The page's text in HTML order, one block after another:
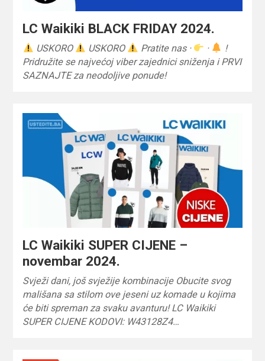
LC Waikiki BLACK FRIDAY 2024.
USKORO USKORO Pratite nas · ·
!
Pridružite se najvećoj viber zajednici sniženja i PRVI
SAZNAJTE za neodoljive ponude!
LC Waikiki SUPER CIJENE –
novembar 2024.
Svježi dani, još svježije kombinacije Obucite svog
mališana sa stilom ove jeseni uz komade u kojima
će biti spreman za svaku avanturu! LC Waikiki
SUPER CIJENE KODOVI: W43128Z4…